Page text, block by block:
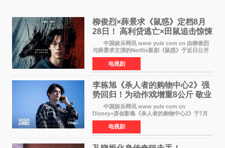
柳俊烈×薛景求《鼠惑》定档8月
28日！ 高利贷逃亡×田鼠追击惊悚
来袭
中国娱乐网讯 www yule com cn 由柳俊烈
与薛景求主演的Netflix新剧《鼠惑》于近日公开
主海报，正式定档8月28日上线。 海报中，柳
俊烈与薛景求背对背站立，各自朝向相反方向，
幽暗的色调与
电视剧
李栋旭《杀人者的购物中心2》强
势回归！为动作戏增重8公斤 敬业
获赞
中国娱乐网讯 www yule com cn
Disney+原创影集《杀人者的购物中心2》于7月
22日正式上线，由男神李栋旭主演的郑进湾以2 0
完全体强势回归。该剧第一季曾被《纽约时报》
评选为全球最佳影集之一
电视剧